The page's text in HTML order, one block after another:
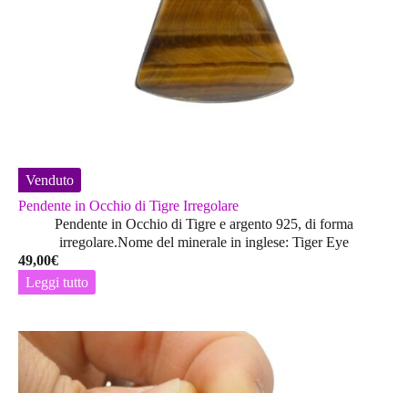
Venduto
Pendente in Occhio di Tigre Irregolare
Pendente in Occhio di Tigre e argento 925, di forma
irregolare.Nome del minerale in inglese: Tiger Eye
49,00€
Leggi tutto